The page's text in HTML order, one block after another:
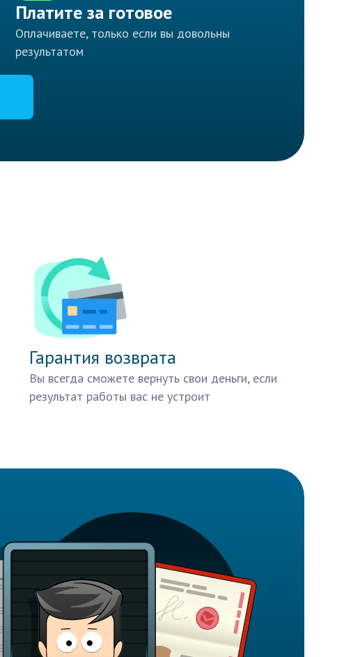
Платите за готовое
Оплачиваете, только если вы довольны
результатом
Гарантия возврата
Вы всегда сможете вернуть свои деньги, если
результат работы вас не устроит